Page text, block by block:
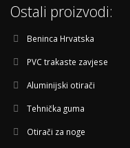
Ostali proizvodi:
Beninca Hrvatska
PVC trakaste zavjese
Aluminijski otirači
Tehnička guma
Otirači za noge